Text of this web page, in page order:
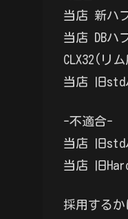
当店 新ハ
当店 DBハ
CLX32(リ
当店 旧std
-不適合-
当店 旧std
当店 旧
採用する